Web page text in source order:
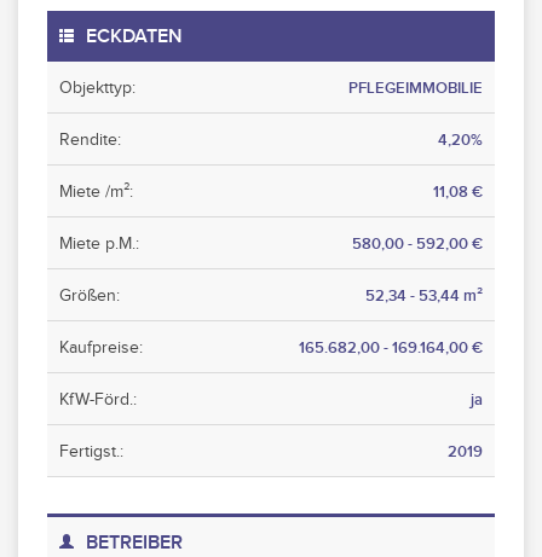
ECKDATEN
Objekttyp: PFLEGEIMMOBILIE
Rendite: 4,20%
Miete /m²: 11,08 €
Miete p.M.: 580,00 - 592,00 €
Größen: 52,34 - 53,44 m²
Kaufpreise: 165.682,00 - 169.164,00 €
KfW-Förd.: ja
Fertigst.: 2019
BETREIBER